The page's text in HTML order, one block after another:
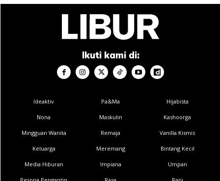
Ikuti kami di:
Ideaktiv
Nona
Mingguan Wanita
Keluarga
Media Hiburan
Pa&Ma
Maskulin
Remaja
Meremang
Impiana
Hijabista
Kashoorga
Vanilla Kismis
Bintang Kecil
Umpan